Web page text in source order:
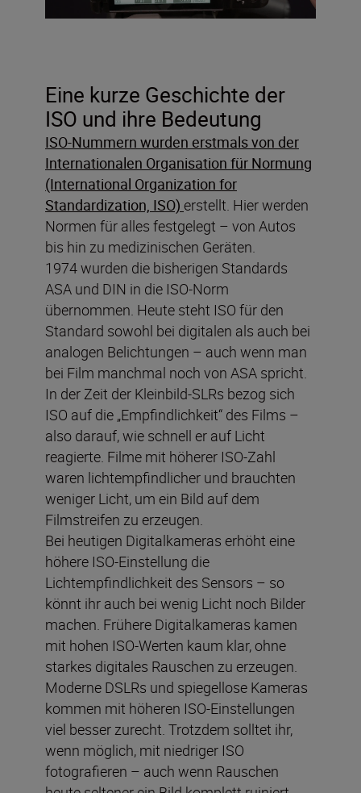
Eine kurze Geschichte der
ISO und ihre Bedeutung
ISO-Nummern wurden erstmals von der
Internationalen Organisation für Normung
(International Organization for
Standardization, ISO) erstellt. Hier werden
Normen für alles festgelegt – von Autos
bis hin zu medizinischen Geräten.
1974 wurden die bisherigen Standards
ASA und DIN in die ISO-Norm
übernommen. Heute steht ISO für den
Standard sowohl bei digitalen als auch bei
analogen Belichtungen – auch wenn man
bei Film manchmal noch von ASA spricht.
In der Zeit der Kleinbild-SLRs bezog sich
ISO auf die „Empfindlichkeit“ des Films –
also darauf, wie schnell er auf Licht
reagierte. Filme mit höherer ISO-Zahl
waren lichtempfindlicher und brauchten
weniger Licht, um ein Bild auf dem
Filmstreifen zu erzeugen.
Bei heutigen Digitalkameras erhöht eine
höhere ISO-Einstellung die
Lichtempfindlichkeit des Sensors – so
könnt ihr auch bei wenig Licht noch Bilder
machen. Frühere Digitalkameras kamen
mit hohen ISO-Werten kaum klar, ohne
starkes digitales Rauschen zu erzeugen.
Moderne DSLRs und spiegellose Kameras
kommen mit höheren ISO-Einstellungen
viel besser zurecht. Trotzdem solltet ihr,
wenn möglich, mit niedriger ISO
fotografieren – auch wenn Rauschen